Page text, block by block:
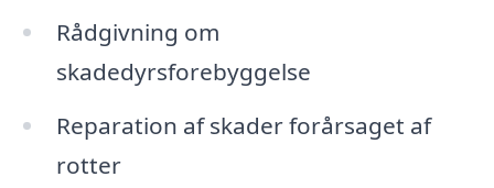
Rådgivning om
skadedyrsforebyggelse
Reparation af skader forårsaget af
rotter